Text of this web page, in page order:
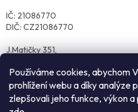
Používáme cookies, abychom
prohlížení webu a díky analýze
zlepšovali jeho funkce, výkon
IČ: 21086770
DIČ: CZ21086770
J.Matičky 351,